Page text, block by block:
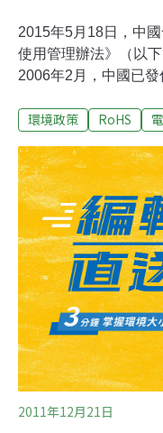
2015年5月18日，中
使用管理辦法》（以
2006年2月，中國已
起開始實施，舊版管
質（鉛及其化合物；
鉻化合物；多溴聯苯
以及國家規定的其他
RoHS指令」。由於
企業獲得獲證，實際
後，將取代2006年發
法》。與舊版管理辦
合格評定制度上有了
盟RoHS。將原來的
產品」，範圍調整至
環境政策 RoHS
2011年12月21日